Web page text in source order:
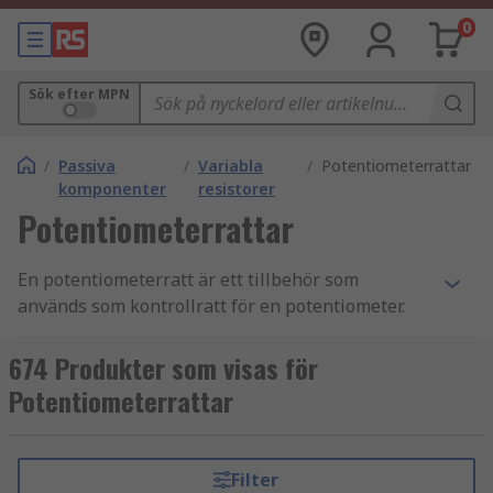
0
Sök efter MPN
/ Passiva
komponenter
/ Variabla
resistorer
/ Potentiometerrattar
Potentiometerrattar
En potentiometerratt är ett tillbehör som
används som kontrollratt för en potentiometer.
möjliggöra enkel kontroll av elektriska enheter,
såsom ljudutrustning.
passa olika tillämpningar. Potentiometerrattar
tillverkas vanligtvis av plast (ofta med en
674 Produkter som visas för
Potentiometerrattar
Filter